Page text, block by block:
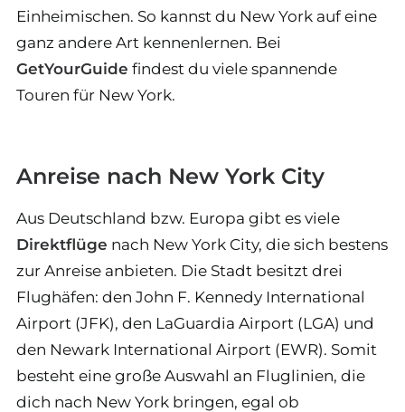
Einheimischen. So kannst du New York auf eine
ganz andere Art kennenlernen. Bei
GetYourGuide findest du viele spannende
Touren für New York.
Anreise nach New York City
Aus Deutschland bzw. Europa gibt es viele
Direktflüge nach New York City, die sich bestens
zur Anreise anbieten. Die Stadt besitzt drei
Flughäfen: den John F. Kennedy International
Airport (JFK), den LaGuardia Airport (LGA) und
den Newark International Airport (EWR). Somit
besteht eine große Auswahl an Fluglinien, die
dich nach New York bringen, egal ob